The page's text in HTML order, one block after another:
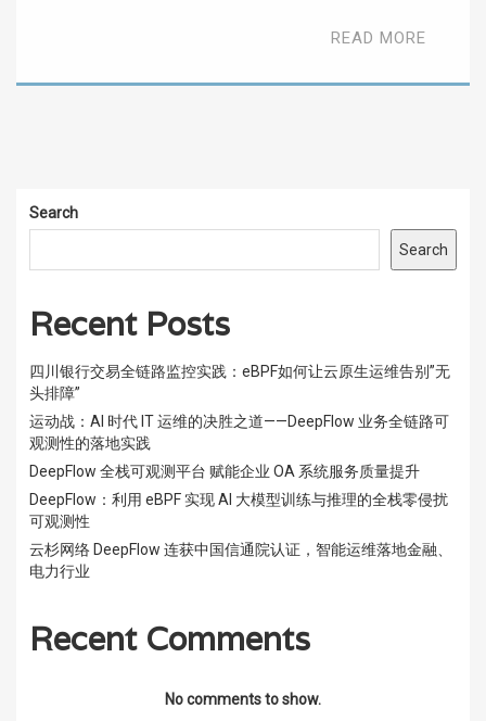
READ MORE
Search
Search
Recent Posts
四川银行交易全链路监控实践：eBPF如何让云原生运维告别”无
头排障”
运动战：AI 时代 IT 运维的决胜之道——DeepFlow 业务全链路可
观测性的落地实践
DeepFlow 全栈可观测平台 赋能企业 OA 系统服务质量提升
DeepFlow：利用 eBPF 实现 AI 大模型训练与推理的全栈零侵扰
可观测性
云杉网络 DeepFlow 连获中国信通院认证，智能运维落地金融、
电力行业
Recent Comments
No comments to show.